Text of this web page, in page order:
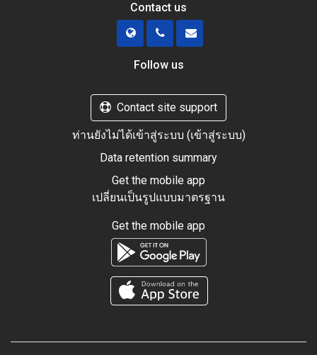
Contact us
Follow us
Contact site support
ท่านยังไม่ได้เข้าสู่ระบบ (เข้าสู่ระบบ)
Data retention summary
Get the mobile app
เปลี่ยนเป็นรูปแบบมาตรฐาน
Get the mobile app